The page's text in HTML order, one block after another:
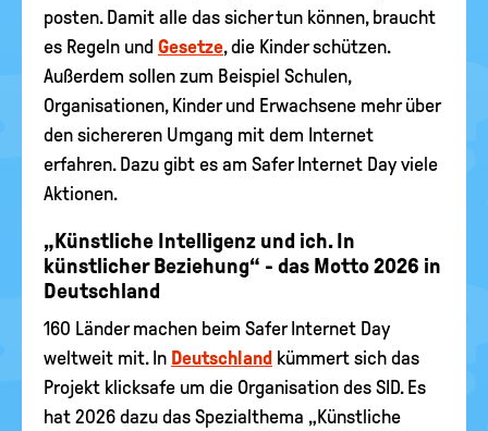
posten. Damit alle das sicher tun können, braucht
es Regeln und Gesetze, die Kinder schützen.
Außerdem sollen zum Beispiel Schulen,
Organisationen, Kinder und Erwachsene mehr über
den sichereren Umgang mit dem Internet
erfahren. Dazu gibt es am Safer Internet Day viele
Aktionen.
„Künstliche Intelligenz und ich. In
künstlicher Beziehung“ - das Motto 2026 in
Deutschland
160 Länder machen beim Safer Internet Day
weltweit mit. In Deutschland kümmert sich das
Projekt klicksafe um die Organisation des SID. Es
hat 2026 dazu das Spezialthema „Künstliche